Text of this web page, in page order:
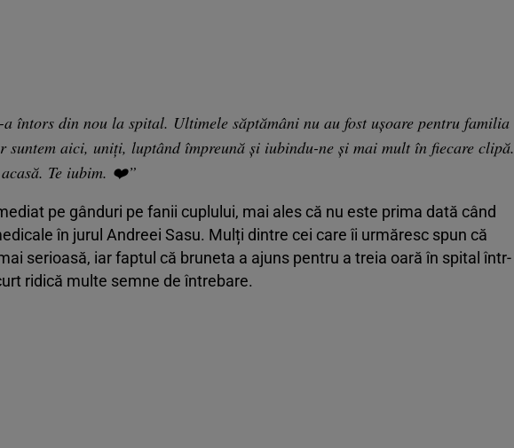
a întors din nou la spital. Ultimele săptămâni nu au fost ușoare pentru familia
suntem aici, uniți, luptând împreună și iubindu-ne și mai mult în fiecare clipă.
Te iubim. ❤️”
pe gânduri pe fanii cuplului, mai ales că nu este prima dată când
în jurul Andreei Sasu. Mulți dintre cei care îi urmăresc spun că
serioasă, iar faptul că bruneta a ajuns pentru a treia oară în spital într-
ridică multe semne de întrebare.